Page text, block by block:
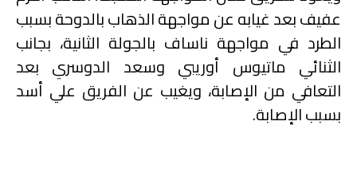
عفيف بعد غيابه عن مواجهة الذهاب بالدوحة بسبب
الطرد في مواجهة ناساف بالجولة الثانية، بجانب
الثنائي ماتيوس أوريبي وسعد الدوسري بعد
التعافي من الإصابة، ويغيب عن الفريق علي أسد
بسبب الإصابة.